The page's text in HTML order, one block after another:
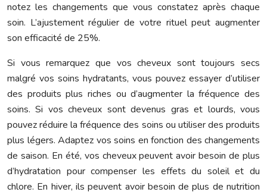
notez les changements que vous constatez après chaque
soin. L’ajustement régulier de votre rituel peut augmenter
son efficacité de 25%.
Si vous remarquez que vos cheveux sont toujours secs
malgré vos soins hydratants, vous pouvez essayer d’utiliser
des produits plus riches ou d’augmenter la fréquence des
soins. Si vos cheveux sont devenus gras et lourds, vous
pouvez réduire la fréquence des soins ou utiliser des produits
plus légers. Adaptez vos soins en fonction des changements
de saison. En été, vos cheveux peuvent avoir besoin de plus
d’hydratation pour compenser les effets du soleil et du
chlore. En hiver, ils peuvent avoir besoin de plus de nutrition